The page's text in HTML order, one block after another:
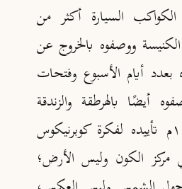
السيارة أكثر من
ووصفوه بالخروج عن
أيام الأسبوع وفتحات
أيضًا بالهرطقة والزندقة
عندما أعلن عام ١٦١٦م تأييده لفكرة كوبرنيكوس
مركز الكون وليس الأرض؛